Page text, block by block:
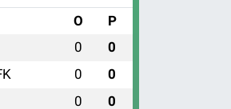
O P
0 0
0 0
0 0